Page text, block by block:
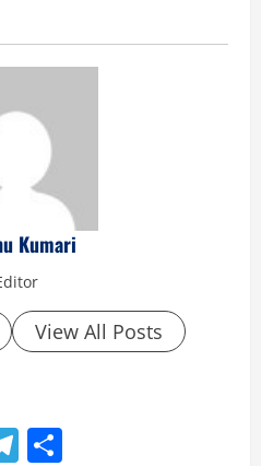
Kumari
View All Posts
Telegram